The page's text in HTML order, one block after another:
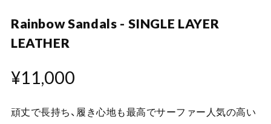
Rainbow Sandals - SINGLE LAYER
LEATHER
¥11,000
頑丈で長持ち、履き心地も最高でサーファー人気の高い